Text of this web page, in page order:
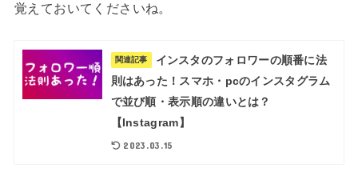
覚えておいてくださいね。
関連記事
インスタのフォロワーの順番に法
則はあった！スマホ・pcのインスタグラム
で並び順・表示順の違いとは？
【Instagram】
2023.03.15